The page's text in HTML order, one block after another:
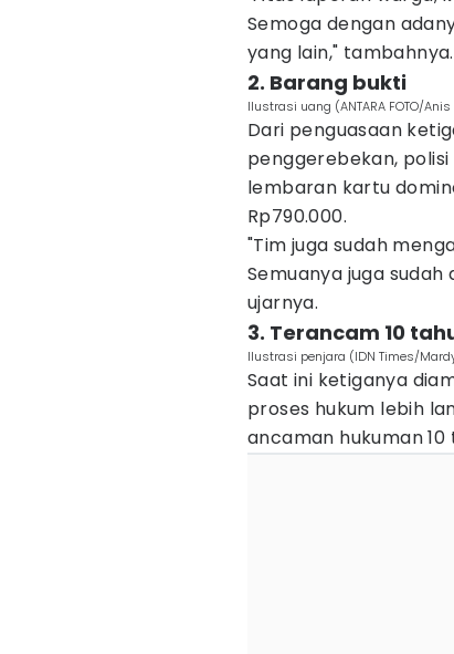
Semoga dengan
yang lain," tambahnya.
2. Barang bukti
Ilustrasi uang (ANTARA FOTO/
Dari penguasaan
penggerebekan,
lembaran kartu
Rp790.000.
"Tim juga sudah
Semuanya juga
ujarnya.
3. Terancam 10
Ilustrasi penjara (IDN Times/
Saat ini ketiganya
proses hukum lebih
ancaman hukuman